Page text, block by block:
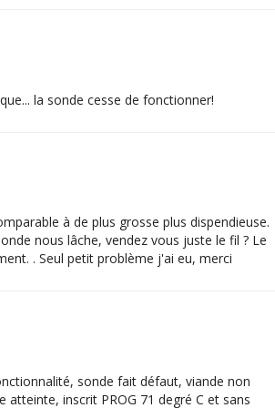
la sonde cesse de fonctionner!
à de plus grosse plus dispendieuse.
nous lâche, vendez vous juste le fil ? Le
. Seul petit problème j'ai eu, merci
sonde fait défaut, viande non
atteinte, inscrit PROG 71 degré C et sans